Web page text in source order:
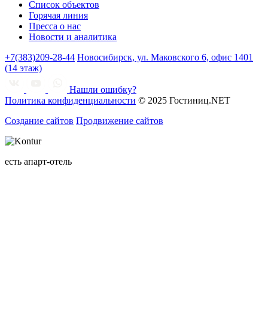
Список объектов
Горячая линия
Пресса о нас
Новости и аналитика
+7(383)209-28-44 Новосибирск, ул. Маковского 6, офис 1401
(14 этаж)
Нашли ошибку?
Политика конфиденциальности © 2025 Гостиниц.NET
Создание сайтов Продвижение сайтов
есть апарт-отель